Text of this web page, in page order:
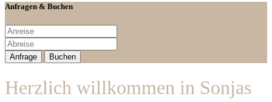
Anfragen & Buchen
Herzlich willkommen in Sonjas